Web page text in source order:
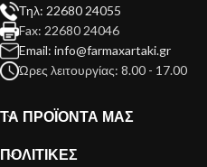
Τηλ: 22680 24055
Fax: 22680 24046
Email: info@farmaxartaki.gr
Ώρες λειτουργίας: 8.00 - 17.00
ΤΑ ΠΡΟΪΟΝΤΑ ΜΑΣ
ΠΟΛΙΤΙΚΕΣ